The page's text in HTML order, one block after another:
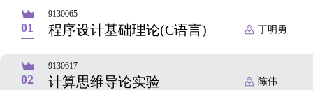
01
9130065
程序设计基础理论(C语言) 丁明勇
02
9130617
计算思维导论实验 陈伟